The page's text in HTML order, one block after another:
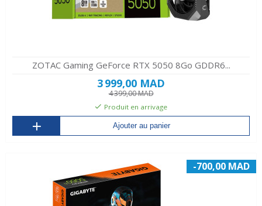
ZOTAC Gaming GeForce RTX 5050 8Go GDDR6...
3 999,00 MAD
4 399,00 MAD
Produit en arrivage
Ajouter au panier
-700,00 MAD